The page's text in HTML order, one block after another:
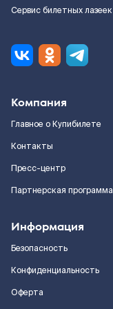
Сервис билетных лазеек
Компания
Главное о Купибилете
Контакты
Пресс-центр
Партнерская программа
Информация
Безопасность
Конфиденциальность
Оферта